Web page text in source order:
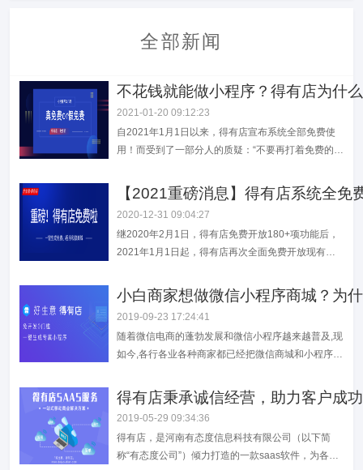
全部新闻
不花钱就能做小程序？得有店为什
2021-01-20 09:12:23
自2021年1月1日以来，得有店宣布系统全部免费使
用！而受到了一部分人的质疑：“不要再打着免费的幌
的”“真免费了，利润从何而来”针对一系列的质疑声，
在这里，得有店来“科普”一下：》“真免费”or“假免
费”软件系统的收费与否是和SaaS服务商的商业定价
模式有关，常见的有这几...
【2021重磅消息】得有店系统全
2020-12-31 09:04:27
继2020年2月1日，得有店免费开放180+项功能后，
2021年1月1日起，得有店再次全面免费开放现有
商户‘用得起用得上’的原则、要让所有经营者都能普
遍使用互联网工具创造价值的愿景」，帮助传统企业
以最低成本进行信息化、数字化、网络化转型。得有
店认为：随着硬件和网络成本的...
小白商家想做微信小程序商城？为
2019-09-23 17:24:41
随着微信电商的蓬勃发展和微信小程序越来越普及,现
如今,各行各业各种商家都已经把微信商城和小程序的
电商和线上服务转型的大中型企业,大部分都拥有一支
专业的技术或者运营团队,可以自主开发适合公司业务
需求的商城和小程序。但对于中小微企业和个体商户,
目前还没有条件自己开发,一般都会选...
得有店秉承诚信经营，助力客户成功
2019-05-29 09:34:36
得有店，是河南有态度信息科技有限公司（以下简
称“有态度公司”）倾力打造的一款saas软件，为各行